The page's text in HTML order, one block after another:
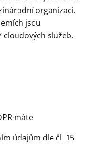
organizaci.
jsou
cloudových služeb.
máte
údajům dle čl. 15